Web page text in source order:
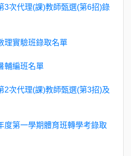
3次代理(課)教師甄選(第6招)錄
理實驗班錄取名單
輔編班名單
2次代理(課)教師甄選(第3招)及
度第一學期體育班轉學考錄取